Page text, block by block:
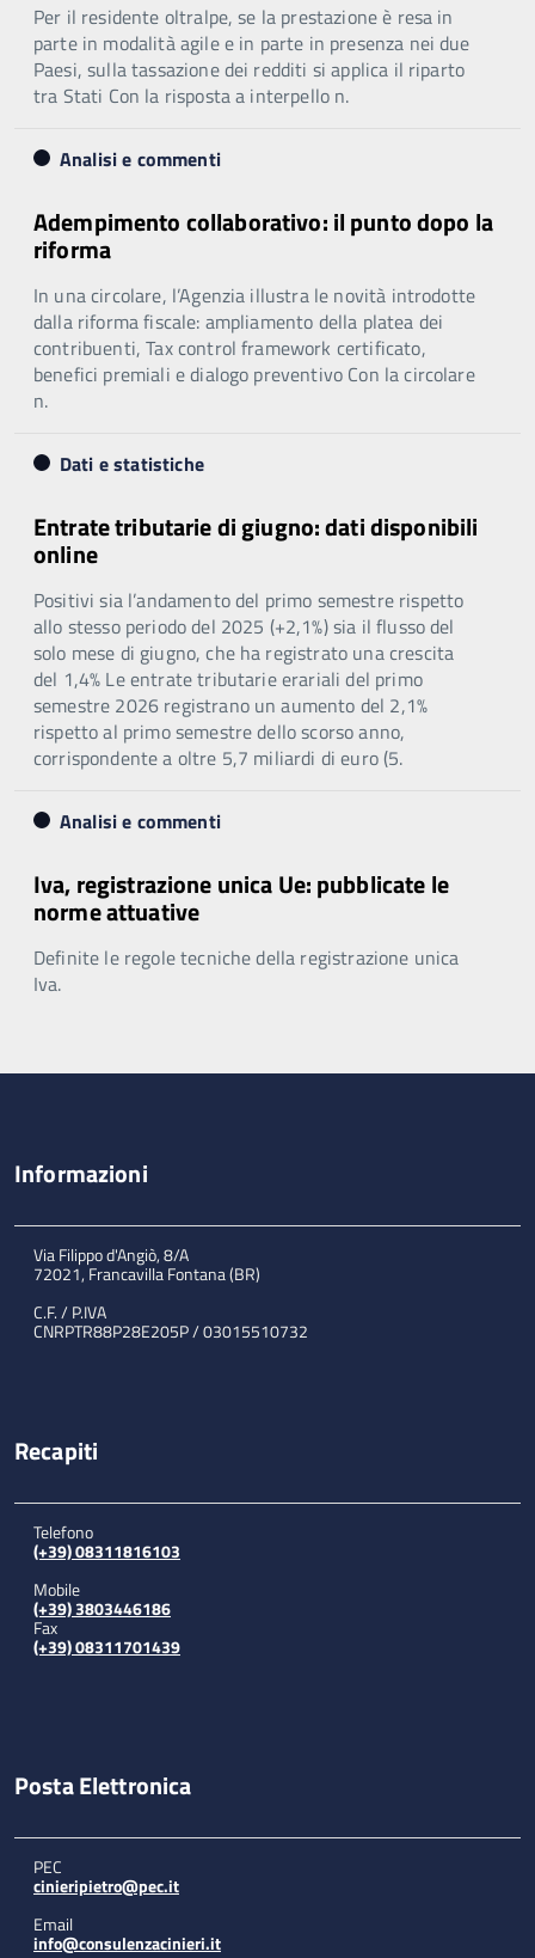
Per il residente oltralpe, se la prestazione è resa in
parte in modalità agile e in parte in presenza nei due
Paesi, sulla tassazione dei redditi si applica il riparto
tra Stati Con la risposta a interpello n.
Analisi e commenti
Adempimento collaborativo: il punto dopo la
riforma
In una circolare, l’Agenzia illustra le novità introdotte
dalla riforma fiscale: ampliamento della platea dei
contribuenti, Tax control framework certificato,
benefici premiali e dialogo preventivo Con la circolare
n.
Dati e statistiche
Entrate tributarie di giugno: dati disponibili
online
Positivi sia l’andamento del primo semestre rispetto
allo stesso periodo del 2025 (+2,1%) sia il flusso del
solo mese di giugno, che ha registrato una crescita
del 1,4% Le entrate tributarie erariali del primo
semestre 2026 registrano un aumento del 2,1%
rispetto al primo semestre dello scorso anno,
corrispondente a oltre 5,7 miliardi di euro (5.
Analisi e commenti
Iva, registrazione unica Ue: pubblicate le
norme attuative
Definite le regole tecniche della registrazione unica
Iva.
Informazioni
Via Filippo d'Angiò, 8/A
72021, Francavilla Fontana (BR)
C.F. / P.IVA
CNRPTR88P28E205P / 03015510732
Recapiti
Telefono
(+39) 08311816103
Mobile
(+39) 3803446186
Fax
(+39) 08311701439
Posta Elettronica
PEC
cinieripietro@pec.it
Email
info@consulenzacinieri.it